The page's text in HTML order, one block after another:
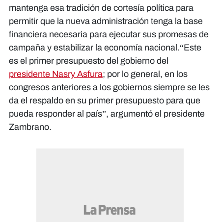
mantenga esa tradición de cortesía política para
permitir que la nueva administración tenga la base
financiera necesaria para ejecutar sus promesas de
campaña y estabilizar la economía nacional.​“Este
es el primer presupuesto del gobierno del
presidente Nasry Asfura; por lo general, en los
congresos anteriores a los gobiernos siempre se les
da el respaldo en su primer presupuesto para que
pueda responder al país”, argumentó el presidente
Zambrano.​